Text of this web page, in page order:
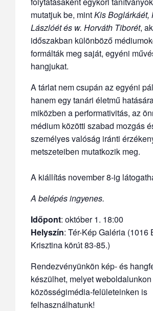
mutatjuk be, mintKis Boglárkáét,
Lászlóét és w. Horváth Tiborét,
időszakban különböző
formálták meg saját, egyéni
hangjukat.
A tárlat nem csupán az egyéni
hanem egy tanári életmű
miközben a performativitás, az
médium közötti szabad mozgás
személyes valóság iránti
metszeteiben mutatkozik meg.
A kiállítás november 8-ig
A belépés ingyenes.
Időpont: október 1. 18:00
Helyszín: Tér-Kép Galéria (1016
Krisztina körút 83-85.)
Rendezvényünkön kép- és
készülhet, melyet
közösségimédia-felületeinken is
felhasználhatunk!